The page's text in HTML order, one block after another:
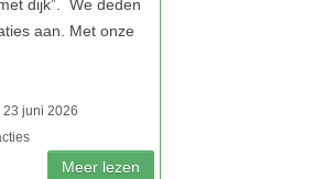
23 juni 2026